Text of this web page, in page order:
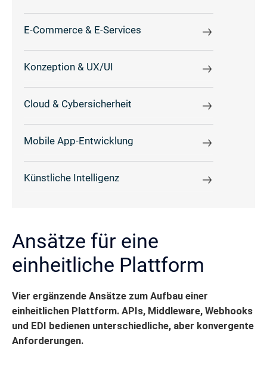
E-Commerce & E-Services
Konzeption & UX/UI
Cloud & Cybersicherheit
Mobile App-Entwicklung
Künstliche Intelligenz
Ansätze für eine
einheitliche Plattform
Vier ergänzende Ansätze zum Aufbau einer
einheitlichen Plattform. APIs, Middleware, Webhooks
und EDI bedienen unterschiedliche, aber konvergente
Anforderungen.